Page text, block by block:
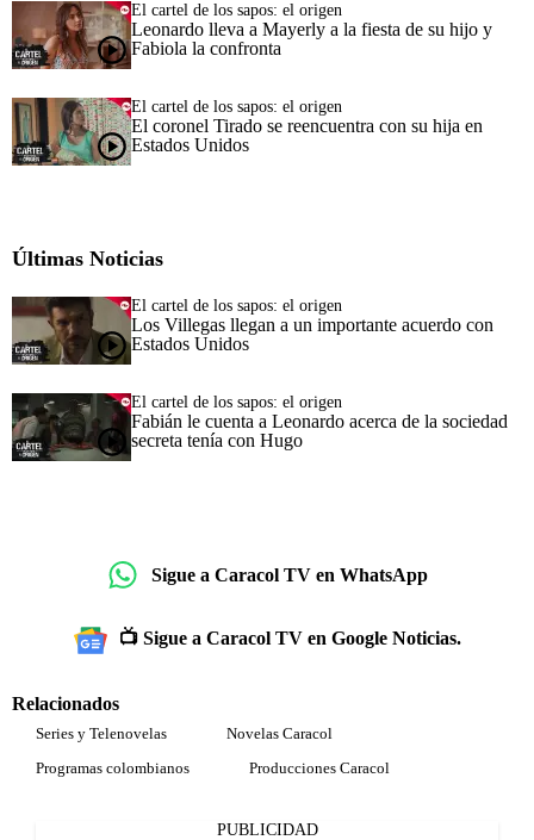
El cartel de los sapos: el origen
Leonardo lleva a Mayerly a la fiesta de su hijo y
Fabiola la confronta
El cartel de los sapos: el origen
El coronel Tirado se reencuentra con su hija en
Estados Unidos
Últimas Noticias
El cartel de los sapos: el origen
Los Villegas llegan a un importante acuerdo con
Estados Unidos
El cartel de los sapos: el origen
Fabián le cuenta a Leonardo acerca de la sociedad
secreta tenía con Hugo
Sigue a Caracol TV en WhatsApp
📺 Sigue a Caracol TV en Google Noticias.
Relacionados
Series y Telenovelas
Novelas Caracol
Programas colombianos
Producciones Caracol
PUBLICIDAD